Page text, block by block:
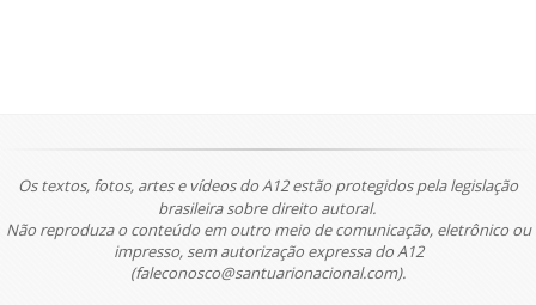
Os textos, fotos, artes e vídeos do A12 estão protegidos pela legislação
brasileira sobre direito autoral.
Não reproduza o conteúdo em outro meio de comunicação, eletrônico ou
impresso, sem autorização expressa do A12
(faleconosco@santuarionacional.com).